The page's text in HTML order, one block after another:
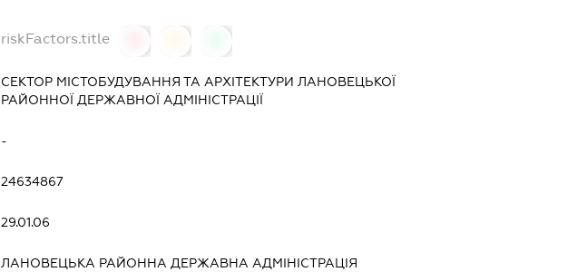
riskFactors.title
СЕКТОР МІСТОБУДУВАННЯ ТА АРХІТЕКТУРИ ЛАНОВЕЦЬКОЇ
РАЙОННОЇ ДЕРЖАВНОЇ АДМІНІСТРАЦІЇ
-
24634867
29.01.06
ЛАНОВЕЦЬКА РАЙОННА ДЕРЖАВНА АДМІНІСТРАЦІЯ